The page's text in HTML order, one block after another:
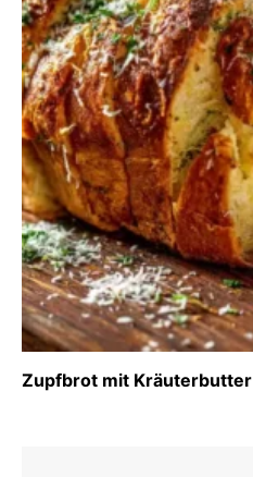
Zupfbrot mit Kräuterbutter